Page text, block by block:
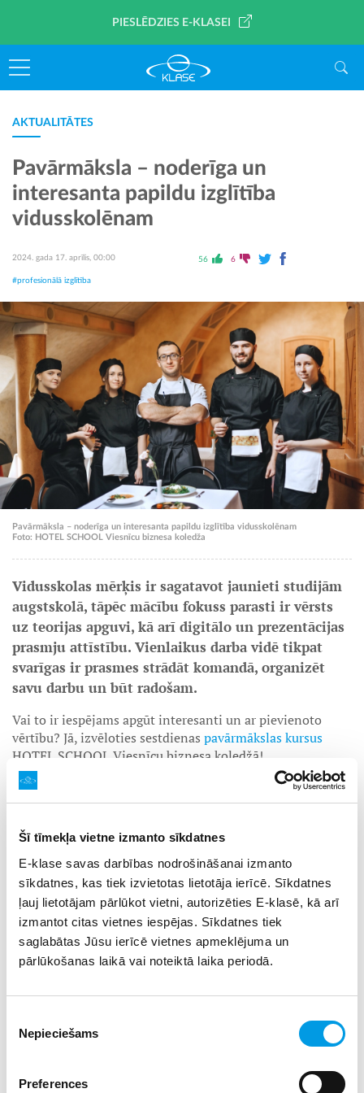
Šī tīmekļa vietne izmanto sīkdatnes
E-klase savas darbības nodrošināšanai izmanto
sīkdatnes, kas tiek izvietotas lietotāja ierīcē. Sīkdatnes
ļauj lietotājam pārlūkot vietni, autorizēties E-klasē, kā arī
izmantot citas vietnes iespējas. Sīkdatnes tiek
saglabātas Jūsu ierīcē vietnes apmeklējuma un
pārlūkošanas laikā vai noteiktā laika periodā.
izvēle
Nepieciešams
Preferences
PIESLĒDZIES E-KLASEI
AKTUALITĀTES
Pavārmāksla – noderīga un
interesanta papildu izglītība
vidusskolēnam
2024. gada 17. aprīlis, 00:00 56 6
#profesionālā izglītība
Pavārmāksla – noderīga un interesanta papildu izglītība vidusskolēnam
Foto: HOTEL SCHOOL Viesnīcu biznesa koledža
Vidusskolas mērķis ir sagatavot jaunieti studijām
augstskolā, tāpēc mācību fokuss parasti ir vērsts
uz teorijas apguvi, kā arī digitālo un prezentācijas
prasmju attīstību. Vienlaikus darba vidē tikpat
svarīgas ir prasmes strādāt komandā, organizēt
savu darbu un būt radošam.
Vai to ir iespējams apgūt interesanti un ar pievienoto
vērtību? Jā, izvēloties sestdienas pavārmākslas kursus
HOTEL SCHOOL Viesnīcu biznesa koledžā!
Pavārmāksla ir noderīga papildu izglītība jebkuram
vidusskolēnam – apmācību laikā jaunieši ne tikai apgūst
ēdienkarti, sadarboties ar komandas biedriem, radīt
jaunas receptes un izvērtēt pašiem savu sniegumu.
Pieteikties pavārmākslas kursiemvar jaunieši, kuriem ir
vismaz deviņu klašu izglītība. Nodarbības norit katru
sestdienu no 10:00 – 15:00 pieredzējušā šefpavāra vadībā.
Apmācības ilgst divus gadus; mācību maksa ir 160 EUR
mēnesī, kas iekļauj gan profesionālā inventāra
produktu lietošanu. Nodarbību sākums - 2024. gada
praksē uz ārzemēm, saņemot gan atalgojumu, gan arī